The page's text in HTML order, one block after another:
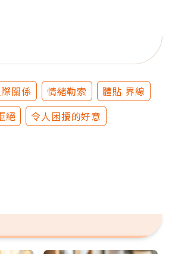
關係 情緒勒索
體貼 界線
絕 令人困擾的好意